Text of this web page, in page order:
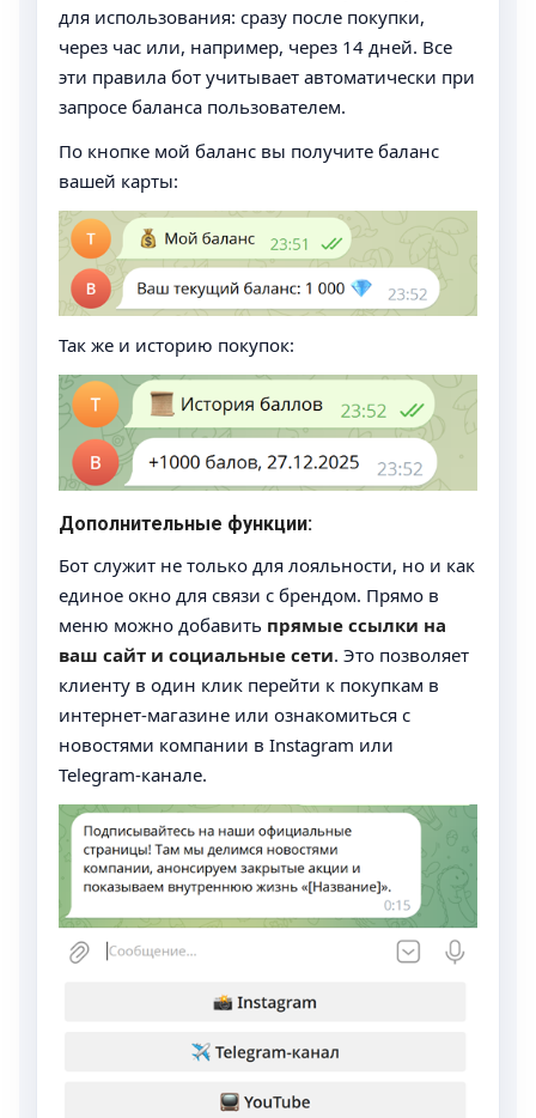
для использования: сразу после покупки,
через час или, например, через 14 дней. Все
эти правила бот учитывает автоматически при
запросе баланса пользователем.
По кнопке мой баланс вы получите баланс
вашей карты:
Так же и историю покупок:
Дополнительные функции:
Бот служит не только для лояльности, но и как
единое окно для связи с брендом. Прямо в
меню можно добавить прямые ссылки на
ваш сайт и социальные сети. Это позволяет
клиенту в один клик перейти к покупкам в
интернет-магазине или ознакомиться с
новостями компании в Instagram или
Telegram-канале.